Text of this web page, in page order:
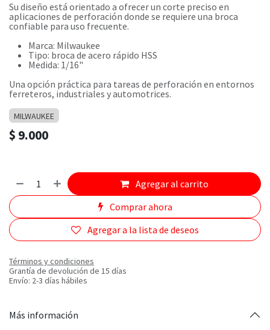
Su diseño está orientado a ofrecer un corte preciso en
aplicaciones de perforación donde se requiere una broca
confiable para uso frecuente.
Marca: Milwaukee
Tipo: broca de acero rápido HSS
Medida: 1/16"
Una opción práctica para tareas de perforación en entornos
ferreteros, industriales y automotrices.
MILWAUKEE
$ 9.000
Agregar al carrito
Comprar ahora
Agregar a la lista de deseos
Términos y condiciones
Grantía de devolución de 15 días
Envío: 2-3 días hábiles
Más información